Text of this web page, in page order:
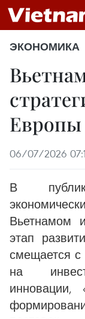
ЭКОНОМИКА
Европы
06/07/2026
В
Вьетнамом
этап
смещается с
на
инновации,